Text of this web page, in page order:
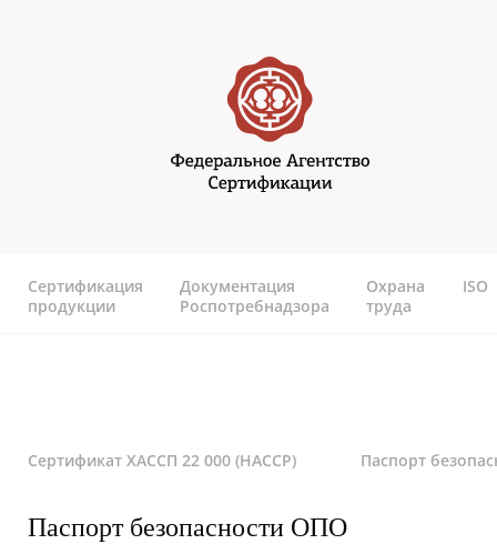
Сертификация
продукции
Документация
Роспотребнадзора
Охрана
труда
ISO
Сертификат ХАССП 22 000 (HACCP) Паспорт
Паспорт безопасности ОПО